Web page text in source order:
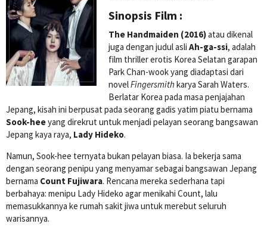
Sinopsis Film :
The Handmaiden (2016)atau dikenal
juga dengan judul asli Ah-ga-ssi, adalah
film thriller erotis Korea Selatan garapan
Park Chan-wook yang diadaptasi dari
novelFingersmith karya Sarah Waters.
Berlatar Korea pada masa penjajahan
Jepang, kisah ini berpusat pada seorang gadis yatim piatu bernama
Sook-heeyang direkrut untuk menjadi pelayan seorang bangsawan
Jepang kaya raya, Lady Hideko.
Namun, Sook-hee ternyata bukan pelayan biasa. Ia bekerja sama
dengan seorang penipu yang menyamar sebagai bangsawan Jepang
bernama Count Fujiwara. Rencana mereka sederhana tapi
berbahaya: menipu Lady Hideko agar menikahi Count, lalu
memasukkannya ke rumah sakit jiwa untuk merebut seluruh
warisannya.